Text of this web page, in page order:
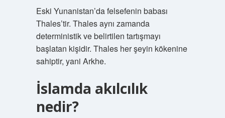
Eski Yunanistan’da felsefenin babası
Thales’tir. Thales aynı zamanda
deterministik ve belirtilen tartışmayı
başlatan kişidir. Thales her şeyin kökenine
sahiptir, yani Arkhe.
İslamda akılcılık
nedir?